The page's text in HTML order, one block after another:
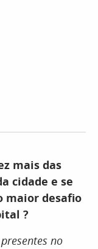
mais das
cidade e se
maior desafio
?
no